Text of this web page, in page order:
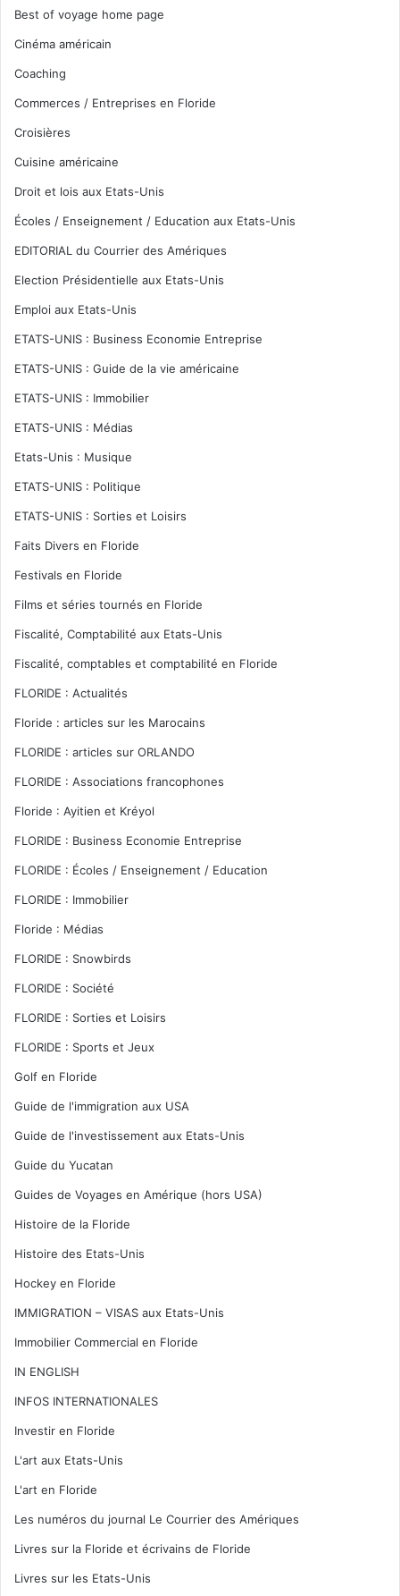
Best of voyage home page
Cinéma américain
Coaching
Commerces / Entreprises en Floride
Croisières
Cuisine américaine
Droit et lois aux Etats-Unis
Écoles / Enseignement / Education aux Etats-Unis
EDITORIAL du Courrier des Amériques
Election Présidentielle aux Etats-Unis
Emploi aux Etats-Unis
ETATS-UNIS : Business Economie Entreprise
ETATS-UNIS : Guide de la vie américaine
ETATS-UNIS : Immobilier
ETATS-UNIS : Médias
Etats-Unis : Musique
ETATS-UNIS : Politique
ETATS-UNIS : Sorties et Loisirs
Faits Divers en Floride
Festivals en Floride
Films et séries tournés en Floride
Fiscalité, Comptabilité aux Etats-Unis
Fiscalité, comptables et comptabilité en Floride
FLORIDE : Actualités
Floride : articles sur les Marocains
FLORIDE : articles sur ORLANDO
FLORIDE : Associations francophones
Floride : Ayitien et Kréyol
FLORIDE : Business Economie Entreprise
FLORIDE : Écoles / Enseignement / Education
FLORIDE : Immobilier
Floride : Médias
FLORIDE : Snowbirds
FLORIDE : Société
FLORIDE : Sorties et Loisirs
FLORIDE : Sports et Jeux
Golf en Floride
Guide de l'immigration aux USA
Guide de l'investissement aux Etats-Unis
Guide du Yucatan
Guides de Voyages en Amérique (hors USA)
Histoire de la Floride
Histoire des Etats-Unis
Hockey en Floride
IMMIGRATION – VISAS aux Etats-Unis
Immobilier Commercial en Floride
IN ENGLISH
INFOS INTERNATIONALES
Investir en Floride
L'art aux Etats-Unis
L'art en Floride
Les numéros du journal Le Courrier des Amériques
Livres sur la Floride et écrivains de Floride
Livres sur les Etats-Unis